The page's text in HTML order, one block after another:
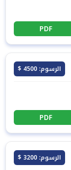
PDF
الرسوم: 4500 $
PDF
الرسوم: 3200 $